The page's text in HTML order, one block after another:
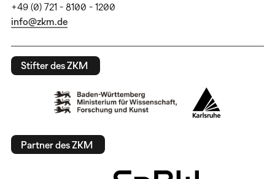
+49 (0) 721 - 8100 - 1200
info@zkm.de
Stifter des ZKM
Partner des ZKM